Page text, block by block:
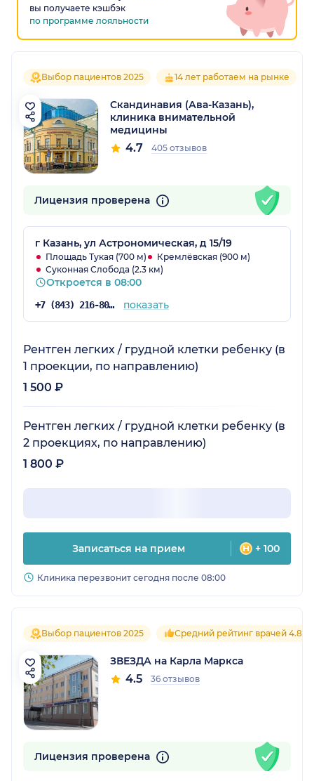
вы получаете кэшбэк
по программе лояльности
Выбор пациентов 2025 14 лет работаем на рынке
Скандинавия (Ава-Казань),
клиника внимательной
медицины
4.7 405 отзывов
Лицензия проверена
г Казань, ул Астрономическая, д 15/19
Площадь Тукая (700 м)
Кремлёвская (900 м)
Суконная Слобода (2.3 км)
Откроется в 08:00
+7 (843) 216-80-34 показать
Рентген легких / грудной клетки ребенку (в
1 проекции, по направлению)
1 500 ₽
Рентген легких / грудной клетки ребенку (в
2 проекциях, по направлению)
1 800 ₽
Записаться на прием + 100
Клиника перезвонит сегодня после 08:00
Выбор пациентов 2025 Средний рейтинг врачей 4.8
ЗВЕЗДА на Карла Маркса
4.5 36 отзывов
Лицензия проверена